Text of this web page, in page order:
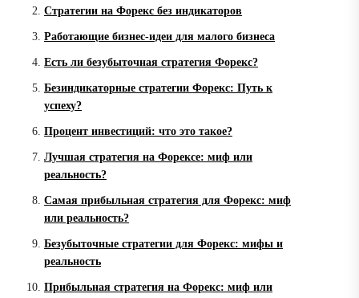
Стратегии на Форекс без индикаторов
Работающие бизнес-идеи для малого бизнеса
Есть ли безубыточная стратегия Форекс?
Безиндикаторные стратегии Форекс: Путь к
успеху?
Процент инвестиций: что это такое?
Лучшая стратегия на Форексе: миф или
реальность?
Самая прибыльная стратегия для Форекс: миф
или реальность?
Безубыточные стратегии для Форекс: мифы и
реальность
Прибыльная стратегия на Форекс: миф или